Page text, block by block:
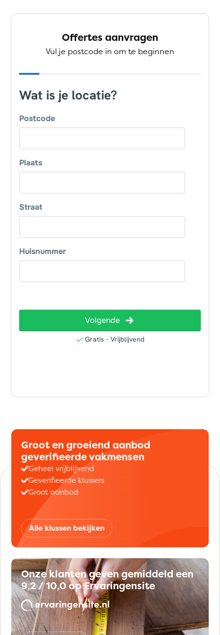
Offertes aanvragen
Vul je postcode in om te beginnen
Groot en groeiend aanbod
geverifieerde vakmensen
Geheel vrijblijvend
Geverifieerde klussers
Groot aanbod
Alle klussen bekijken
Onze klanten geven gemiddeld een
9,2 / 10,0 op Ervaringensite